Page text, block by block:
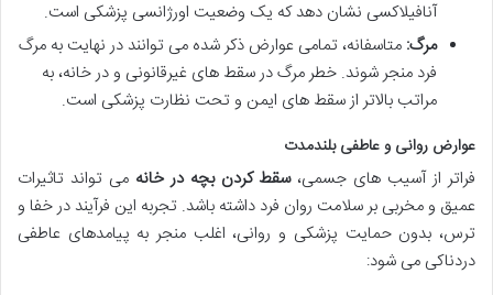
آنافیلاکسی نشان دهد که یک وضعیت اورژانسی پزشکی است.
مرگ: متاسفانه، تمامی عوارض ذکر شده می توانند در نهایت به مرگ
فرد منجر شوند. خطر مرگ در سقط های غیرقانونی و در خانه، به
مراتب بالاتر از سقط های ایمن و تحت نظارت پزشکی است.
عوارض روانی و عاطفی بلندمدت
فراتر از آسیب های جسمی،سقط کردن بچه در خانه می تواند تاثیرات
عمیق و مخربی بر سلامت روان فرد داشته باشد. تجربه این فرآیند در خفا و
ترس، بدون حمایت پزشکی و روانی، اغلب منجر به پیامدهای عاطفی
دردناکی می شود: